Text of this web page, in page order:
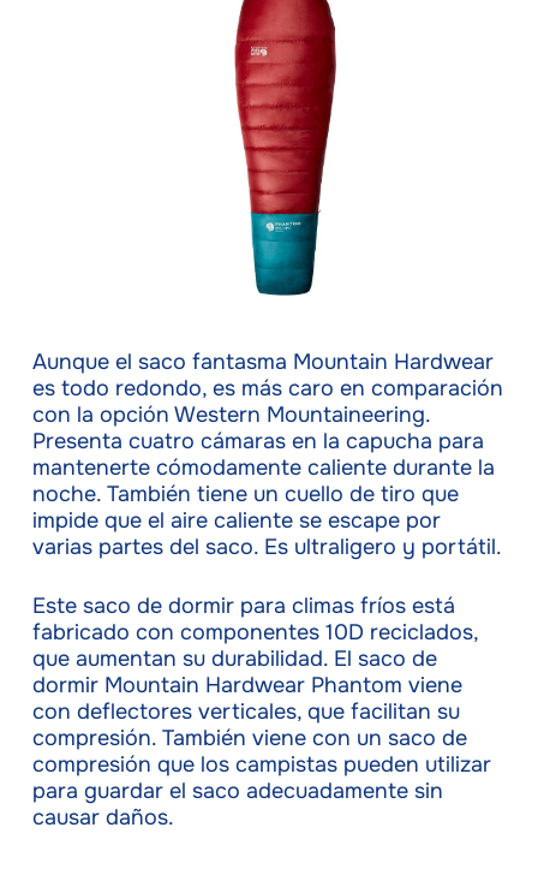
Aunque el saco fantasma Mountain Hardwear
es todo redondo, es más caro en comparación
con la opción Western Mountaineering.
Presenta cuatro cámaras en la capucha para
mantenerte cómodamente caliente durante la
noche. También tiene un cuello de tiro que
impide que el aire caliente se escape por
varias partes del saco. Es ultraligero y portátil.
Este saco de dormir para climas fríos está
fabricado con componentes 10D reciclados,
que aumentan su durabilidad. El saco de
dormir Mountain Hardwear Phantom viene
con deflectores verticales, que facilitan su
compresión. También viene con un saco de
compresión que los campistas pueden utilizar
para guardar el saco adecuadamente sin
causar daños.